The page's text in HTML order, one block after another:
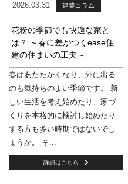
2026.03.31 建築コラム
花粉の季節でも快適な家と
は？ ～春に差がつくease住
建の住まいの工夫～
春はあたたかくなり、外に出る
のも気持ちのよい季節です。 新
しい生活を考え始めたり、家づ
くりを本格的に検討し始めたり
する方も多い時期ではないでし
ょうか。 そ...
詳細はこちら